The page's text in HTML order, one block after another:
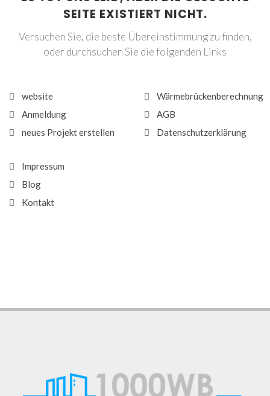
SEITE EXISTIERT NICHT.
Versuchen Sie, die beste Übereinstimmung zu finden,
oder durchsuchen Sie die folgenden Links
website
Anmeldung
neues Projekt erstellen
Wärmebrückenberechnung
AGB
Datenschutzerklärung
Impressum
Blog
Kontakt